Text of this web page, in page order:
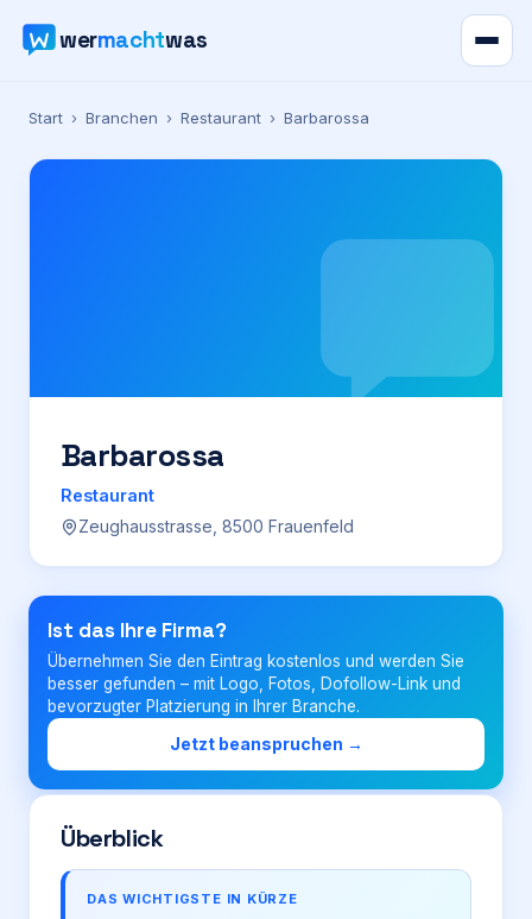
wermachtwas
Verzeichnis
Karte
Preise
Für Firmen
Login
Firma eintragen
Start › Branchen › Restaurant › Barbarossa
Barbarossa
Restaurant
Zeughausstrasse, 8500 Frauenfeld
Ist das Ihre Firma?
Übernehmen Sie den Eintrag kostenlos und werden Sie
besser gefunden – mit Logo, Fotos, Dofollow-Link und
bevorzugter Platzierung in Ihrer Branche.
Jetzt beanspruchen →
Überblick
DAS WICHTIGSTE IN KÜRZE